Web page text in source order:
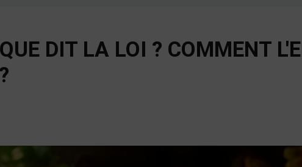
DIT LA LOI ? COMMENT